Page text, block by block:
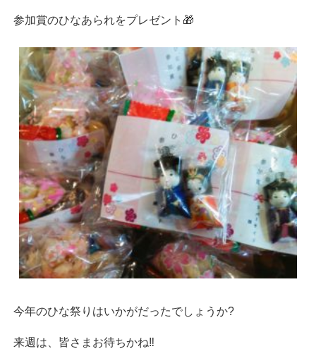
参加賞のひなあられをプレゼント🎁
今年のひな祭りはいかがだったでしょうか?
来週は、皆さまお待ちかね‼